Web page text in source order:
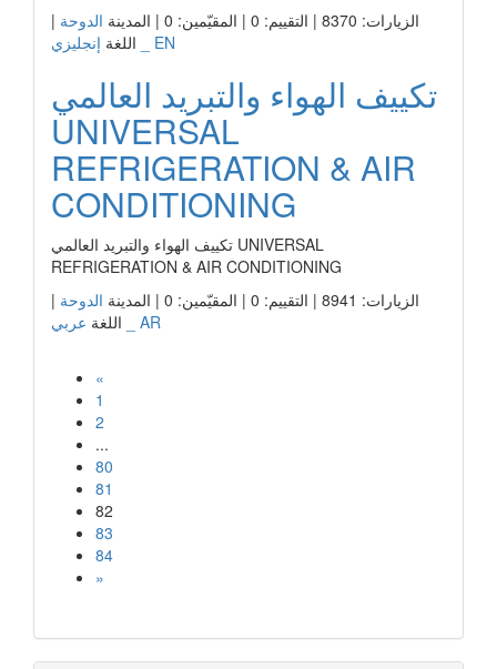
الزيارات: 8370 | التقييم: 0 | المقيّمين: 0 | المدينة
الدوحة |
اللغة إنجليزي _ EN
تكييف الهواء والتبريد العالمي
UNIVERSAL
REFRIGERATION & AIR
CONDITIONING
تكييف الهواء والتبريد العالمي UNIVERSAL
REFRIGERATION & AIR CONDITIONING
الزيارات: 8941 | التقييم: 0 | المقيّمين: 0 | المدينة
الدوحة |
اللغة عربي _ AR
«
1
2
...
80
81
82
83
84
»